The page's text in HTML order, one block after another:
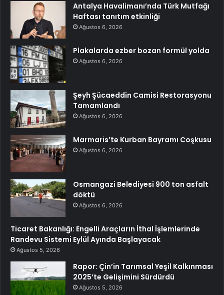
Antalya Havalimanı’nda Türk Mutfağı
Haftası tanıtım etkinliği
Ağustos 6, 2026
Plakalarda ezber bozan formül yolda
Ağustos 6, 2026
Şeyh Şücaeddin Camisi Restorasyonu
Tamamlandı
Ağustos 6, 2026
Marmaris’te Kurban Bayramı Coşkusu
Ağustos 6, 2026
Osmangazi Belediyesi 900 ton asfalt
döktü
Ağustos 6, 2026
Ticaret Bakanlığı: Engelli Araçların İthal İşlemlerinde
Randevu Sistemi Eylül Ayında Başlayacak
Ağustos 5, 2026
Rapor: Çin’in Tarımsal Yeşil Kalkınması
2025’te Gelişimini Sürdürdü
Ağustos 5, 2026